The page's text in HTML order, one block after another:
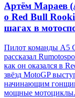
Артём Мараев
о Red Bull
шагах в
Пилот команды
рассказал
как он оказался в
звёзд MotoGP
начинающим
мощные мотоциклы.